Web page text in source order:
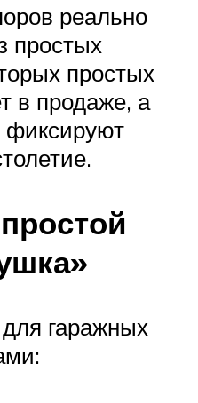
реально
простых
простых
в продаже, а
фиксируют
гаражных